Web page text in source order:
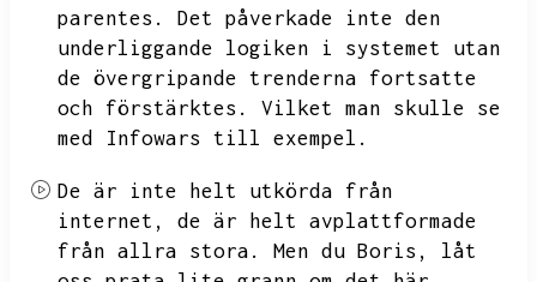
parentes.
Det påverkade inte den
underliggande logiken i systemet utan
de övergripande trenderna fortsatte
och förstärktes.
Vilket man skulle se
med Infowars till exempel.
De är inte helt utkörda från
internet,
de är helt avplattformade
från allra stora.
Men du Boris,
låt